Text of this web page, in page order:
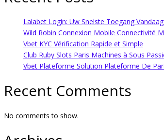
Lalabet Login: Uw Snelste Toegang Vandaag
Wild Robin Connexion Mobile Connectivité
Vbet KYC Vérification Rapide et Simple
Club Ruby Slots Paris Machines à Sous
Vbet Plateforme Solution Plateforme De
Recent Comments
No comments to show.